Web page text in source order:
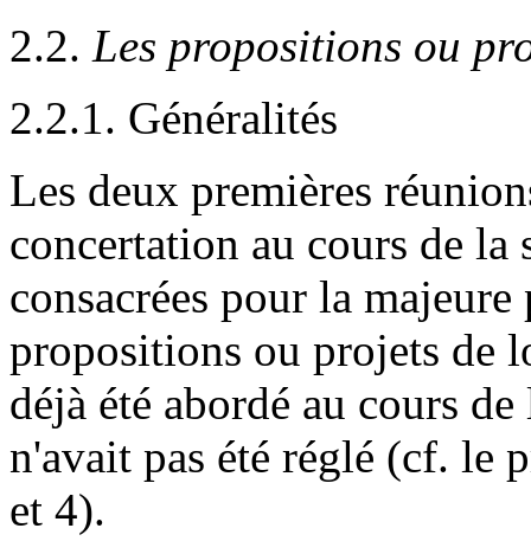
2.2. Les propositions ou
2.2.1. Généralités
Les deux premières
concertation au cours de la
consacrées pour la
propositions ou projets de
déjà été abordé au cours
n'avait pas été réglé (cf. le
et 4).